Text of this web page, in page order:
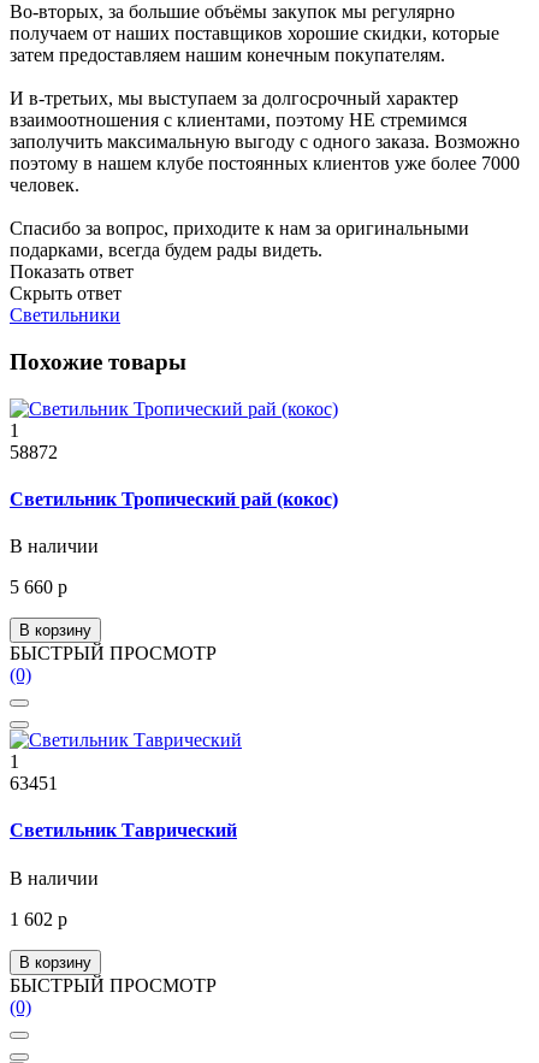
Во-вторых, за большие объёмы закупок мы регулярно
получаем от наших поставщиков хорошие скидки, которые
затем предоставляем нашим конечным покупателям.
И в-третьих, мы выступаем за долгосрочный характер
взаимоотношения с клиентами, поэтому НЕ стремимся
заполучить максимальную выгоду с одного заказа. Возможно
поэтому в нашем клубе постоянных клиентов уже более 7000
человек.
Спасибо за вопрос, приходите к нам за оригинальными
подарками, всегда будем рады видеть.
Показать ответ
Скрыть ответ
Светильники
Похожие товары
1
58872
Светильник Тропический рай (кокос)
В наличии
5 660 р
В корзину
БЫСТРЫЙ ПРОСМОТР
(0)
1
63451
Светильник Таврический
В наличии
1 602 р
В корзину
БЫСТРЫЙ ПРОСМОТР
(0)